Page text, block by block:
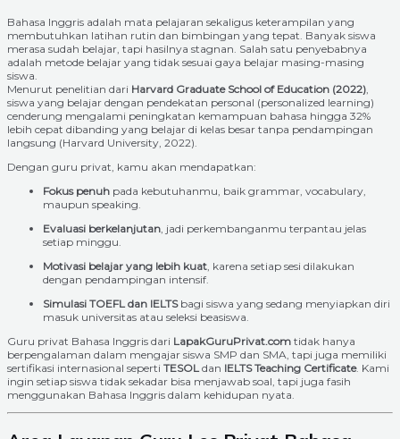
Bahasa Inggris adalah mata pelajaran sekaligus keterampilan yang
membutuhkan latihan rutin dan bimbingan yang tepat. Banyak siswa
merasa sudah belajar, tapi hasilnya stagnan. Salah satu penyebabnya
adalah metode belajar yang tidak sesuai gaya belajar masing-masing
siswa.
Menurut penelitian dari Harvard Graduate School of Education (2022)
siswa yang belajar dengan pendekatan personal (personalized learning)
cenderung mengalami peningkatan kemampuan bahasa hingga 32%
lebih cepat dibanding yang belajar di kelas besar tanpa pendampingan
langsung (Harvard University, 2022).
Dengan guru privat, kamu akan mendapatkan:
Fokus penuh pada kebutuhanmu, baik grammar, vocabulary,
maupun speaking.
Evaluasi berkelanjutan , jadi perkembanganmu terpantau jelas
setiap minggu.
Motivasi belajar yang lebih kuat , karena setiap sesi dilakukan
dengan pendampingan intensif.
Simulasi TOEFL dan IELTSbagi siswa yang sedang menyiapkan diri
masuk universitas atau seleksi beasiswa.
Guru privat Bahasa Inggris dari LapakGuruPrivat.com tidak hanya
berpengalaman dalam mengajar siswa SMP dan SMA, tapi juga memiliki
sertifikasi internasional seperti TESOL dan IELTS Teaching Certificate. Kami
ingin setiap siswa tidak sekadar bisa menjawab soal, tapi juga fasih
menggunakan Bahasa Inggris dalam kehidupan nyata.